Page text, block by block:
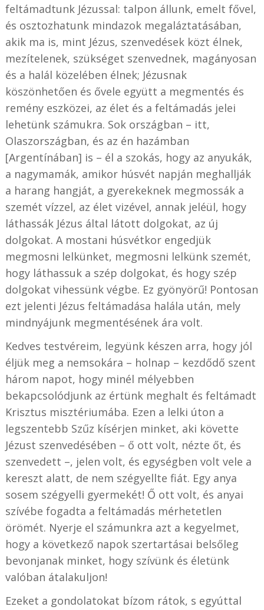
feltámadtunk Jézussal: talpon állunk, emelt fővel,
és osztozhatunk mindazok megaláztatásában,
akik ma is, mint Jézus, szenvedések közt élnek,
mezítelenek, szükséget szenvednek, magányosan
és a halál közelében élnek; Jézusnak
köszönhetően és ővele együtt a megmentés és
remény eszközei, az élet és a feltámadás jelei
lehetünk számukra. Sok országban – itt,
Olaszországban, és az én hazámban
[Argentínában] is – él a szokás, hogy az anyukák,
a nagymamák, amikor húsvét napján meghallják
a harang hangját, a gyerekeknek megmossák a
szemét vízzel, az élet vizével, annak jeléül, hogy
láthassák Jézus által látott dolgokat, az új
dolgokat. A mostani húsvétkor engedjük
megmosni lelkünket, megmosni lelkünk szemét,
hogy láthassuk a szép dolgokat, és hogy szép
dolgokat vihessünk végbe. Ez gyönyörű! Pontosan
ezt jelenti Jézus feltámadása halála után, mely
mindnyájunk megmentésének ára volt.
Kedves testvéreim, legyünk készen arra, hogy jól
éljük meg a nemsokára – holnap – kezdődő szent
három napot, hogy minél mélyebben
bekapcsolódjunk az értünk meghalt és feltámadt
Krisztus misztériumába. Ezen a lelki úton a
legszentebb Szűz kísérjen minket, aki követte
Jézust szenvedésében – ő ott volt, nézte őt, és
szenvedett –, jelen volt, és egységben volt vele a
kereszt alatt, de nem szégyellte fiát. Egy anya
sosem szégyelli gyermekét! Ő ott volt, és anyai
szívébe fogadta a feltámadás mérhetetlen
örömét. Nyerje el számunkra azt a kegyelmet,
hogy a következő napok szertartásai belsőleg
bevonjanak minket, hogy szívünk és életünk
valóban átalakuljon!
Ezeket a gondolatokat bízom rátok, s egyúttal